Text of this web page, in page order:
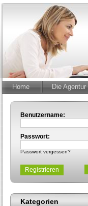
Home Die Agentur
Benutzername:
Passwort:
Passwort vergessen?
Registrieren
Kategorien